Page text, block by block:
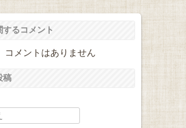
するコメント
コメントはありません
稿